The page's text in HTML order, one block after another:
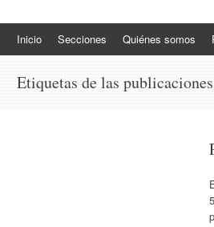
Inicio Secciones Quiénes somos
Etiquetas de las